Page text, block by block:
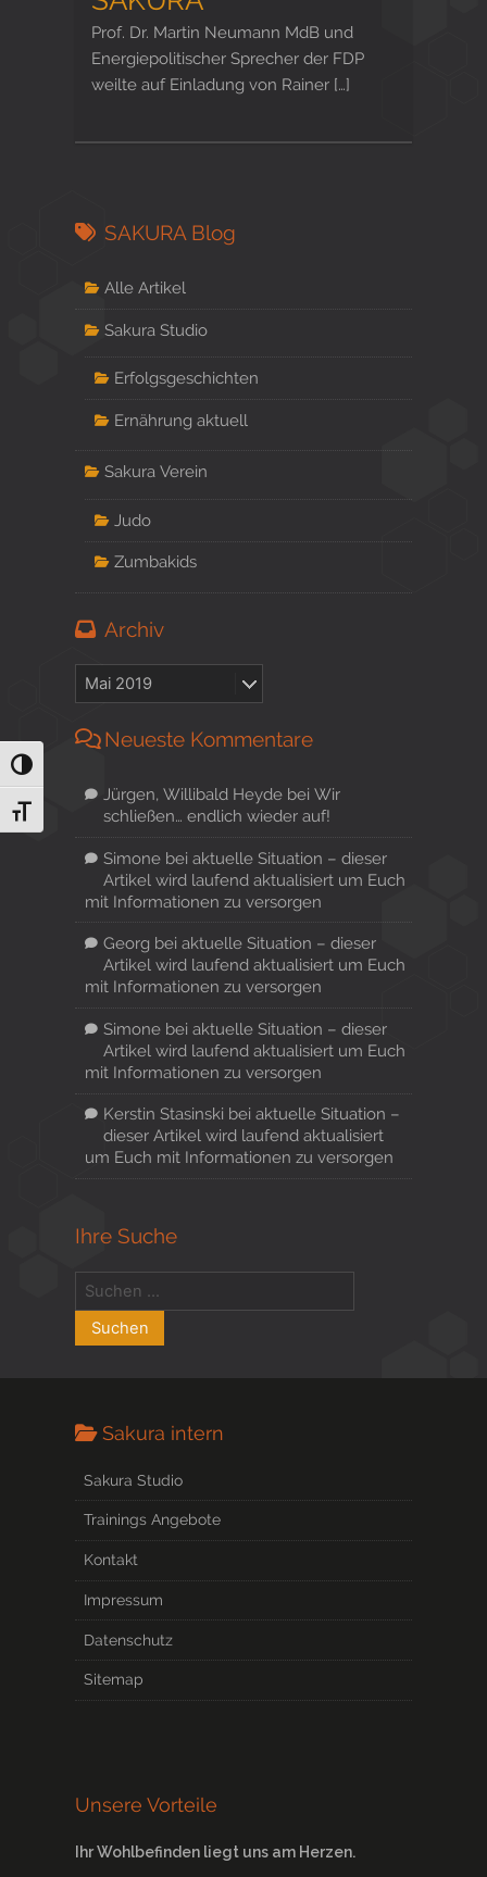
Umschalten auf hohe Kontraste
Schrift vergrößern
Prof. Dr. Martin Neumann MdB und
Energiepolitischer Sprecher der FDP
weilte auf Einladung von Rainer […]
SAKURA Blog
Alle Artikel
Sakura Studio
Erfolgsgeschichten
Ernährung aktuell
Sakura Verein
Judo
Zumbakids
Archiv
Neueste Kommentare
Jürgen, Willibald Heydebei Wir
schließen… endlich wieder auf!
Simonebei aktuelle Situation – dieser
Artikel wird laufend aktualisiert um Euch
mit Informationen zu versorgen
Georg bei aktuelle Situation – dieser
Artikel wird laufend aktualisiert um Euch
mit Informationen zu versorgen
Simonebei aktuelle Situation – dieser
Artikel wird laufend aktualisiert um Euch
mit Informationen zu versorgen
Kerstin Stasinski bei aktuelle Situation –
dieser Artikel wird laufend aktualisiert
um Euch mit Informationen zu versorgen
Ihre Suche
Sakura intern
Sakura Studio
Trainings Angebote
Kontakt
Impressum
Datenschutz
Sitemap
Unsere Vorteile
Ihr Wohlbefinden liegt uns am Herzen.